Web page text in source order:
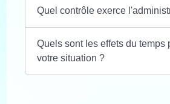
Quel contrôle exerce
Quels sont les effets du temps
votre situation ?